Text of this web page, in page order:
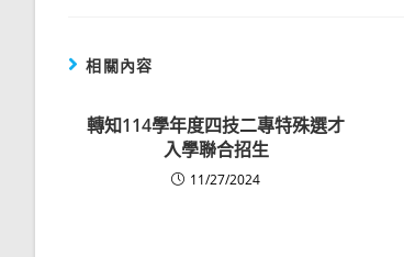
相關內容
轉知114學年度四技二專特殊選才
入學聯合招生
11/27/2024